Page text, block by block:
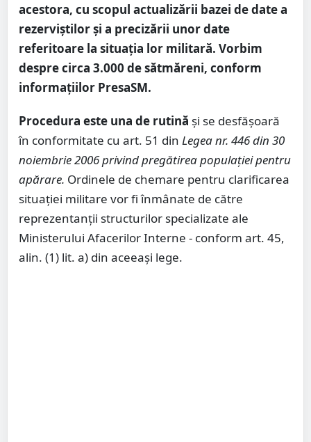
acestora, cu scopul actualizării bazei de date a
rezerviştilor și a precizării unor date
referitoare la situația lor militară. Vorbim
despre circa 3.000 de sătmăreni, conform
informațiilor PresaSM.
Procedura este una de rutină și se desfășoară
în conformitate cu art. 51 din Legea nr. 446 din 30
noiembrie 2006 privind pregătirea populaţiei pentru
apărare. Ordinele de chemare pentru clarificarea
situației militare vor fi înmânate de către
reprezentanţii structurilor specializate ale
Ministerului Afacerilor Interne - conform art. 45,
alin. (1) lit. a) din aceeaşi lege.